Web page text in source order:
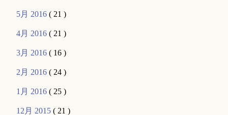
5月 2016( 21 )
4月 2016( 21 )
3月 2016( 16 )
2月 2016( 24 )
1月 2016( 25 )
12月 2015( 21 )